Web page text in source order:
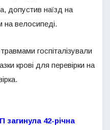
допустив наїзд на
на велосипеді.
госпіталізували
крові для перевірки на
загинула 42-річна